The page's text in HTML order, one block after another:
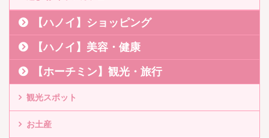
【ハノイ】ショッピング
【ハノイ】美容・健康
【ホーチミン】観光・旅行
観光スポット
お土産